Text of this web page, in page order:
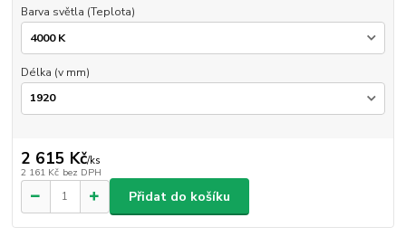
Barva světla (Teplota)
Délka (v mm)
2 615 Kč/ks
2 161 Kč bez DPH
Přidat do košíku